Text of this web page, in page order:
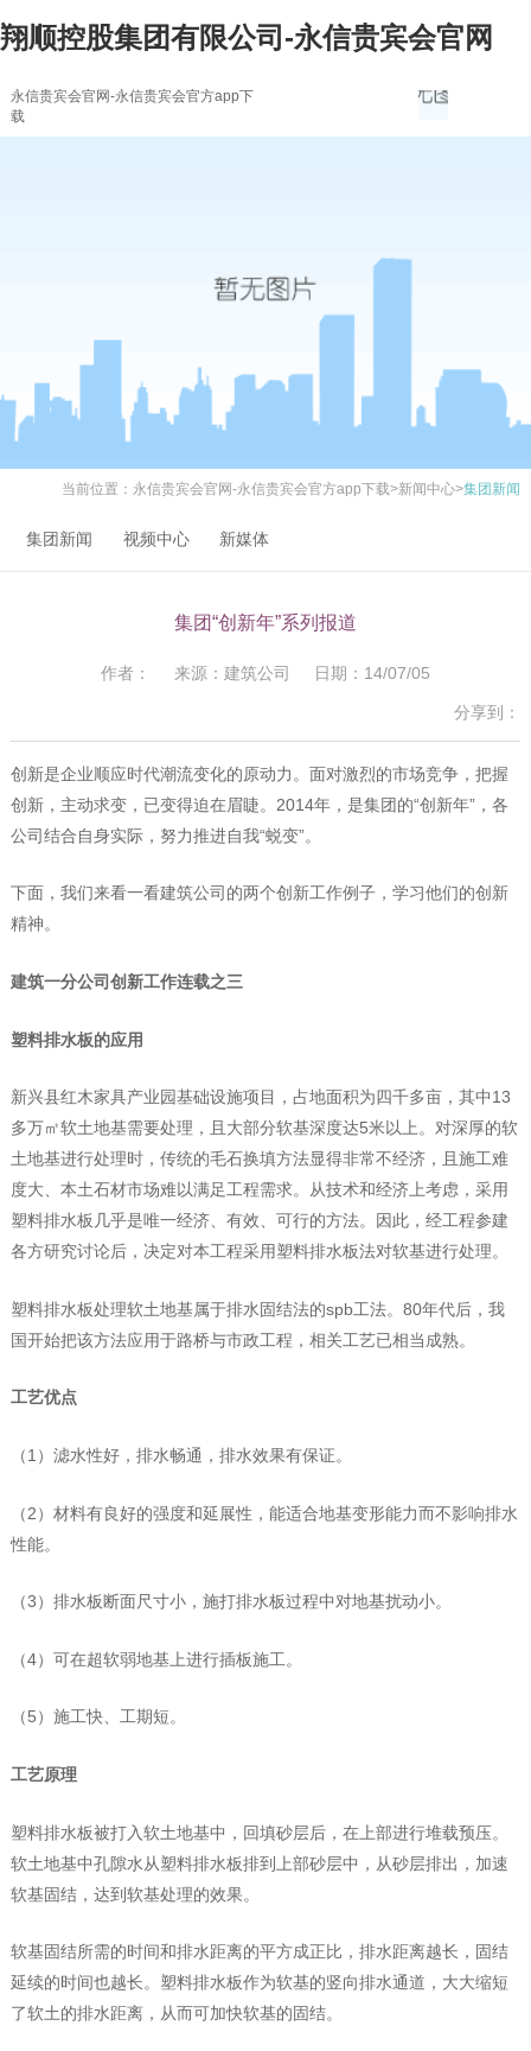
翔顺控股集团有限公司-永信贵宾会官网
永信贵宾会官网-永信贵宾会官方app下
载
当前位置： 永信贵宾会官网-永信贵宾会官方app下载>新闻中心>集团新闻
集团新闻 视频中心 新媒体
集团“创新年”系列报道
作者： 来源：建筑公司 日期：14/07/05
分享到：
创新是企业顺应时代潮流变化的原动力。面对激烈的市场竞争，把握
创新，主动求变，已变得迫在眉睫。2014年，是集团的“创新年”，各
公司结合自身实际，努力推进自我“蜕变”。
下面，我们来看一看建筑公司的两个创新工作例子，学习他们的创新
精神。
建筑一分公司创新工作连载之三
塑料排水板的应用
新兴县红木家具产业园基础设施项目，占地面积为四千多亩，其中13
多万㎡软土地基需要处理，且大部分软基深度达5米以上。对深厚的软
土地基进行处理时，传统的毛石换填方法显得非常不经济，且施工难
度大、本土石材市场难以满足工程需求。从技术和经济上考虑，采用
塑料排水板几乎是唯一经济、有效、可行的方法。因此，经工程参建
各方研究讨论后，决定对本工程采用塑料排水板法对软基进行处理。
塑料排水板处理软土地基属于排水固结法的spb工法。80年代后，我
国开始把该方法应用于路桥与市政工程，相关工艺已相当成熟。
工艺优点
（1）滤水性好，排水畅通，排水效果有保证。
（2）材料有良好的强度和延展性，能适合地基变形能力而不影响排水
性能。
（3）排水板断面尺寸小，施打排水板过程中对地基扰动小。
（4）可在超软弱地基上进行插板施工。
（5）施工快、工期短。
工艺原理
塑料排水板被打入软土地基中，回填砂层后，在上部进行堆载预压。
软土地基中孔隙水从塑料排水板排到上部砂层中，从砂层排出，加速
软基固结，达到软基处理的效果。
软基固结所需的时间和排水距离的平方成正比，排水距离越长，固结
延续的时间也越长。塑料排水板作为软基的竖向排水通道，大大缩短
了软土的排水距离，从而可加快软基的固结。